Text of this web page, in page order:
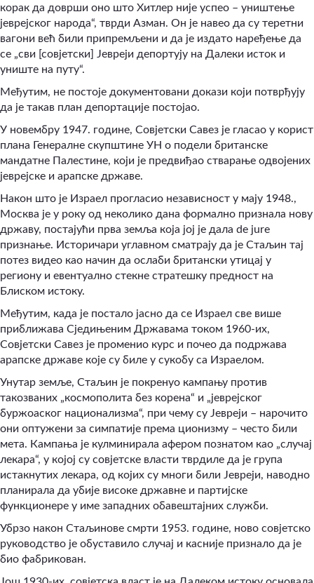
корак да доврши оно што Хитлер није успео – уништење
јеврејског народа“, тврди Азман. Он је навео да су теретни
вагони већ били припремљени и да је издато наређење да
се „сви [совјетски] Јевреји депортују на Далеки исток и
униште на путу“.
Међутим, не постоје документовани докази који потврђују
да је такав план депортације постојао.
У новембру 1947. године, Совјетски Савез је гласао у корист
плана Генералне скупштине УН о подели британске
мандатне Палестине, који је предвиђао стварање одвојених
јеврејске и арапске државе.
Након што је Израел прогласио независност у мају 1948.,
Москва је у року од неколико дана формално признала нову
државу, постајући прва земља која јој је дала de jure
признање. Историчари углавном сматрају да је Стаљин тај
потез видео као начин да ослаби британски утицај у
региону и евентуално стекне стратешку предност на
Блиском истоку.
Међутим, када је постало јасно да се Израел све више
приближава Сједињеним Државама током 1960-их,
Совјетски Савез је променио курс и почео да подржава
арапске државе које су биле у сукобу са Израелом.
Унутар земље, Стаљин је покренуо кампању против
такозваних „космополита без корена“ и „јеврејског
буржоаског национализма“, при чему су Јевреји – нарочито
они оптужени за симпатије према ционизму – често били
мета. Кампања је кулминирала афером познатом као „случај
лекара“, у којој су совјетске власти тврдиле да је група
истакнутих лекара, од којих су многи били Јевреји, наводно
планирала да убије високе државне и партијске
функционере у име западних обавештајних служби.
Убрзо након Стаљинове смрти 1953. године, ново совјетско
руководство је обуставило случај и касније признало да је
био фабрикован.